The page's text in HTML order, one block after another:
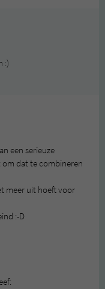
:)
een serieuze
dat te combineren
meer uit hoeft voor
:-D